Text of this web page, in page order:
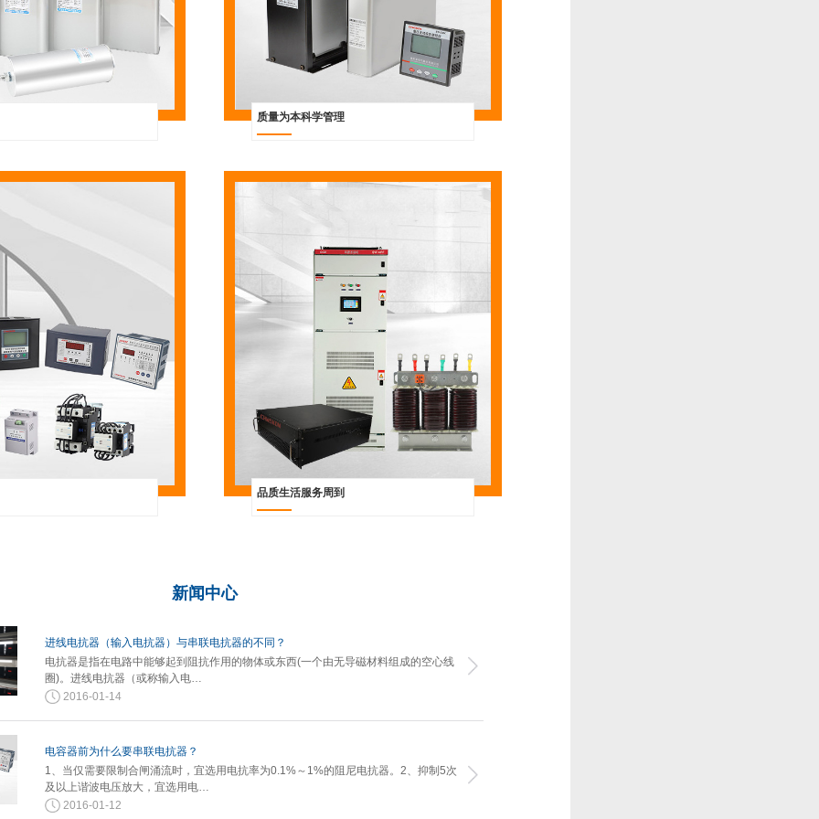
质量为本科学管理
品质生活服务周到
新闻 中心
进线电抗器（输入电抗器）与串联电抗器的不同？
电抗器是指在电路中能够起到阻抗作用的物体或东西(一个由无导磁材料组成的空心线
圈)。进线电抗器（或称输入电…
2016-01-14
电容器前为什么要串联电抗器？
1、当仅需要限制合闸涌流时，宜选用电抗率为0.1%～1%的阻尼电抗器。2、抑制5次
及以上谐波电压放大，宜选用电…
2016-01-12